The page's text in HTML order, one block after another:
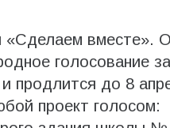
«Сделаем вместе».
голосование
продлится до 8
проект голосом: